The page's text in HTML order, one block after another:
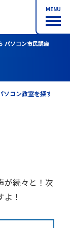
MENU
パソコン市民講座
ソコン教室を探す
が続々と！次
！